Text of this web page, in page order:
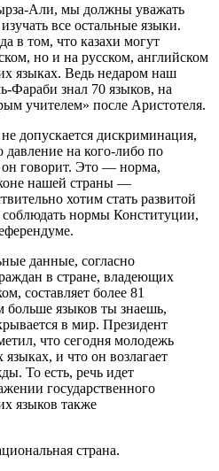
Али, мы должны уважать
все остальные языки.
в том, что казахи могут
но и на русском, английском
языках. Ведь недаром наш
Фараби знал 70 языков, на
учителем» после Аристотеля.
допускается дискриминация,
давление на кого-либо по
он говорит. Это — норма,
нашей страны —
хотим стать развитой
нормы Конституции,
данные, согласно
в стране, владеющих
составляет более 81
больше языков ты знаешь,
в мир. Президент
что сегодня молодежь
и что он возлагает
То есть, речь идет
государственного
языков также
страна.